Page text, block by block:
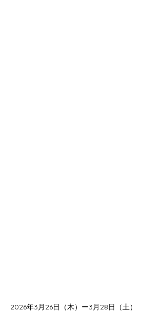
2026年3月26日（木）ー3月28日（土）